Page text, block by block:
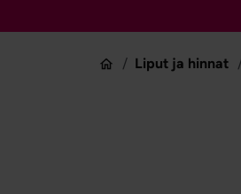
Etusivu
Liput ja hinnat